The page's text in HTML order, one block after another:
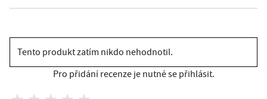
Tento produkt zatím nikdo nehodnotil.
Pro přidání recenze je nutné se přihlásit.